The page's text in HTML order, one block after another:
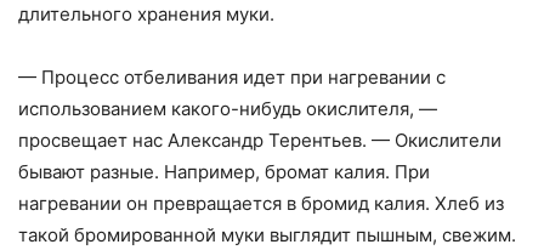
длительного хранения муки.
— Процесс отбеливания идет при нагревании с
использованием какого-нибудь окислителя, —
просвещает нас Александр Терентьев. — Окислители
бывают разные. Например, бромат калия. При
нагревании он превращается в бромид калия. Хлеб из
такой бромированной муки выглядит пышным, свежим.